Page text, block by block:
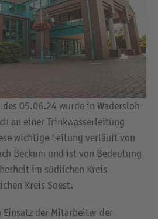
05.06.24 wurde in Wadersloh-
an einer Trinkwasserleitung
wichtige Leitung verläuft von
Beckum und ist von Bedeutung
im südlichen Kreis
Kreis Soest.
Einsatz der Mitarbeiter der